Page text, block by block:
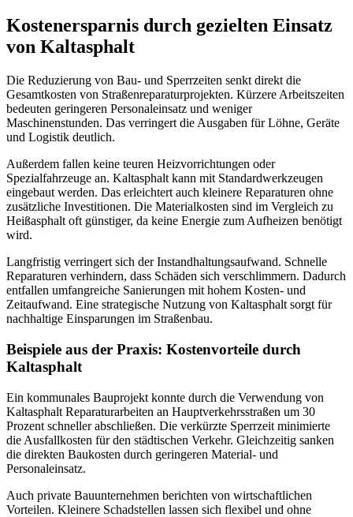
Kostenersparnis durch gezielten Einsatz
von Kaltasphalt
Die Reduzierung von Bau- und Sperrzeiten senkt direkt die
Gesamtkosten von Straßenreparaturprojekten. Kürzere Arbeitszeiten
bedeuten geringeren Personaleinsatz und weniger
Maschinenstunden. Das verringert die Ausgaben für Löhne, Geräte
und Logistik deutlich.
Außerdem fallen keine teuren Heizvorrichtungen oder
Spezialfahrzeuge an. Kaltasphalt kann mit Standardwerkzeugen
eingebaut werden. Das erleichtert auch kleinere Reparaturen ohne
zusätzliche Investitionen. Die Materialkosten sind im Vergleich zu
Heißasphalt oft günstiger, da keine Energie zum Aufheizen benötigt
wird.
Langfristig verringert sich der Instandhaltungsaufwand. Schnelle
Reparaturen verhindern, dass Schäden sich verschlimmern. Dadurch
entfallen umfangreiche Sanierungen mit hohem Kosten- und
Zeitaufwand. Eine strategische Nutzung von Kaltasphalt sorgt für
nachhaltige Einsparungen im Straßenbau.
Beispiele aus der Praxis: Kostenvorteile durch
Kaltasphalt
Ein kommunales Bauprojekt konnte durch die Verwendung von
Kaltasphalt Reparaturarbeiten an Hauptverkehrsstraßen um 30
Prozent schneller abschließen. Die verkürzte Sperrzeit minimierte
die Ausfallkosten für den städtischen Verkehr. Gleichzeitig sanken
die direkten Baukosten durch geringeren Material- und
Personaleinsatz.
Auch private Bauunternehmen berichten von wirtschaftlichen
Vorteilen. Kleinere Schadstellen lassen sich flexibel und ohne